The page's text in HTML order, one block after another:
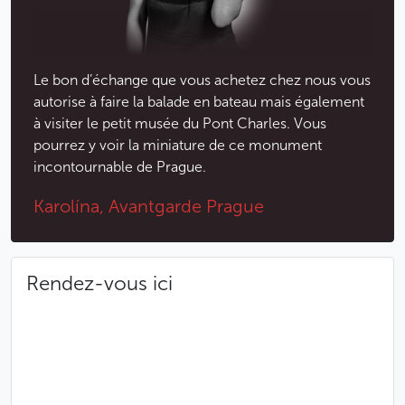
réservation est seulement indicative ; la balade
peut se faire à tout moment de la journée en
L’accès aux bateaux n’est malheureusement pas
entièrement adapté aux personnes à mobilité
réduite. Il faut descendre deux courts escaliers
pour rejoindre l’embarcadère, puis encore
quelques marches pour embarquer à bord. Si
vous êtes en fauteuil roulant mais que vous
pouvez marcher quelques pas avec assistance,
l’embarquement reste possible.
Le bon d’échange que vous achetez chez nous vous
autorise à faire la balade en bateau mais également
à visiter le petit musée du Pont Charles. Vous
pourrez y voir la miniature de ce monument
incontournable de Prague.
Karolína, Avantgarde Prague
Rendez-vous ici